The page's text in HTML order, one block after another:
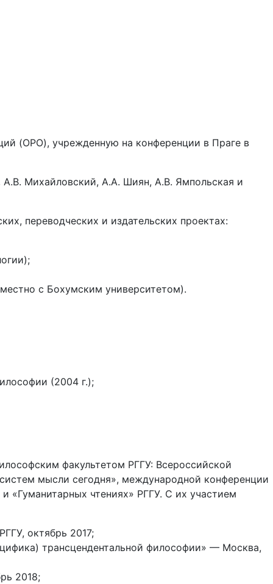
(OPO), учрежденную на конференции в Праге в
А.В. Михайловский, А.А. Шиян, А.В. Ямпольская и
переводческих и издательских проектах:
с Бохумским университетом).
(2004 г.);
факультетом РГГУ: Всероссийской
мысли сегодня», международной конференции
«Гуманитарных чтениях» РГГУ. С их участием
октябрь 2017;
трансцендентальной философии» — Москва,
2018;